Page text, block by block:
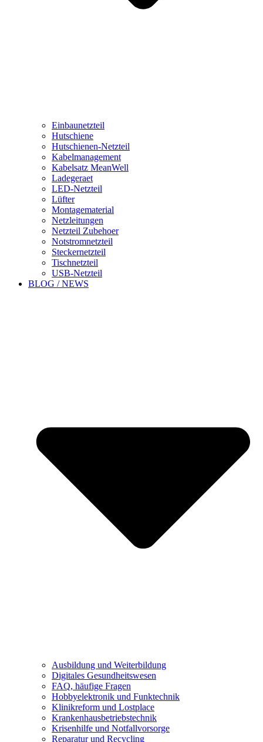
Einbaunetzteil
Hutschiene
Hutschienen-Netzteil
Kabelmanagement
Kabelsatz MeanWell
Ladegeraet
LED-Netzteil
Lüfter
Montagematerial
Netzleitungen
Netzteil Zubehoer
Notstromnetzteil
Steckernetzteil
Tischnetzteil
USB-Netzteil
BLOG / NEWS
Ausbildung und Weiterbildung
Digitales Gesundheitswesen
FAQ, häufige Fragen
Hobbyelektronik und Funktechnik
Klinikreform und Lostplace
Krankenhausbetriebstechnik
Krisenhilfe und Notfallvorsorge
Reparatur und Recycling